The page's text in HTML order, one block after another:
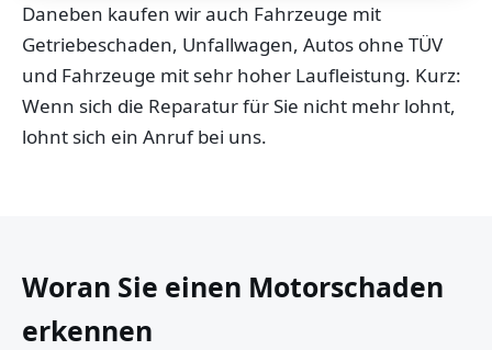
Daneben kaufen wir auch Fahrzeuge mit
Getriebeschaden, Unfallwagen, Autos ohne TÜV
und Fahrzeuge mit sehr hoher Laufleistung. Kurz:
Wenn sich die Reparatur für Sie nicht mehr lohnt,
lohnt sich ein Anruf bei uns.
Woran Sie einen Motorschaden
erkennen